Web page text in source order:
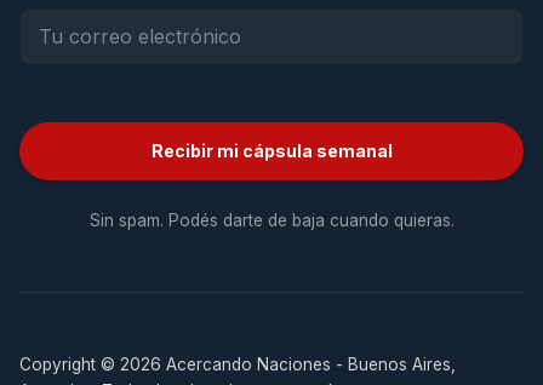
Recibir mi cápsula semanal
Sin spam. Podés darte de baja cuando quieras.
Copyright © 2026 Acercando Naciones - Buenos Aires,